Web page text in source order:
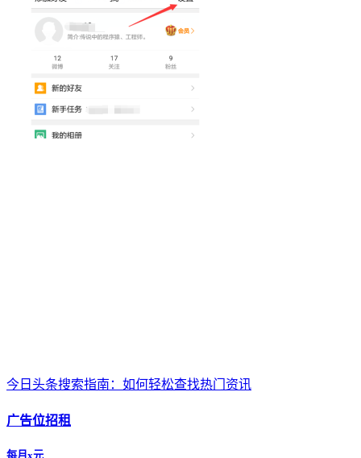
今日头条搜索指南：如何轻松查找热门资讯
广告位招租
每月x元